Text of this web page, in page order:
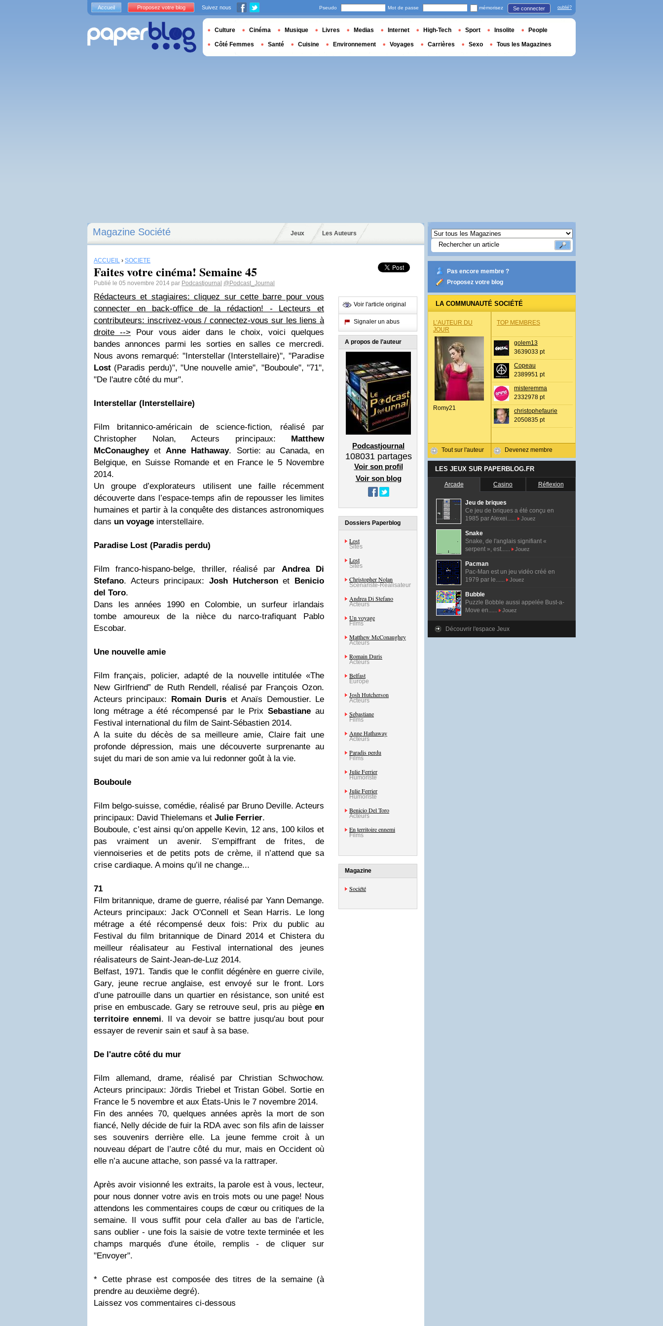
Magazine Société Jeux Les Auteurs
ACCUEIL › SOCIÉTÉ
Faites votre cinéma! Semaine 45
Publié le 05 novembre 2014 par Podcastjournal @Podcast_Journal
Rédacteurs et stagiaires: cliquez sur cette barre pour vous
connecter en back-office de la rédaction! - Lecteurs et
contributeurs: inscrivez-vous / connectez-vous sur les liens à
droite --> Pour vous aider dans le choix, voici quelques
bandes annonces parmi les sorties en salles ce mercredi.
Nous avons remarqué: "Interstellar (Interstellaire)", "Paradise
Lost (Paradis perdu)", "Une nouvelle amie", "Bouboule", "71",
"De l'autre côté du mur".
Interstellar (Interstellaire)
Film britannico-américain de science-fiction, réalisé par
Christopher Nolan, Acteurs principaux: Matthew
McConaugheyetAnne Hathaway. Sortie: au Canada, en
Belgique, en Suisse Romande et en France le 5 Novembre
2014.
Un groupe d’explorateurs utilisent une faille récemment
découverte dans l’espace-temps afin de repousser les limites
humaines et partir à la conquête des distances astronomiques
dans un voyage interstellaire.
Paradise Lost (Paradis perdu)
Film franco-hispano-belge, thriller, réalisé par Andrea Di
Stefano. Acteurs principaux: Josh Hutchersonet Benicio
del Toro.
Dans les années 1990 en Colombie, un surfeur irlandais
tombe amoureux de la nièce du narco-trafiquant Pablo
Escobar.
Une nouvelle amie
Film français, policier, adapté de la nouvelle intitulée «The
New Girlfriend” de Ruth Rendell, réalisé par François Ozon.
Acteurs principaux: Romain Duris et Anaïs Demoustier. Le
long métrage a été récompensé par le PrixSebastiane au
Festival international du film de Saint-Sébastien 2014.
A la suite du décès de sa meilleure amie, Claire fait une
profonde dépression, mais une découverte surprenante au
sujet du mari de son amie va lui redonner goût à la vie.
Bouboule
Film belgo-suisse, comédie, réalisé par Bruno Deville. Acteurs
principaux: David Thielemans et Julie Ferrier.
Bouboule, c’est ainsi qu’on appelle Kevin, 12 ans, 100 kilos et
pas vraiment un avenir. S’empiffrant de frites, de
viennoiseries et de petits pots de crème, il n’attend que sa
crise cardiaque. A moins qu’il ne change...
71
Film britannique, drame de guerre, réalisé par Yann Demange.
Acteurs principaux: Jack O'Connell et Sean Harris. Le long
métrage a été récompensé deux fois: Prix du public au
Festival du film britannique de Dinard 2014 et Chistera du
meilleur réalisateur au Festival international des jeunes
réalisateurs de Saint-Jean-de-Luz 2014.
Belfast, 1971. Tandis que le conflit dégénère en guerre civile,
Gary, jeune recrue anglaise, est envoyé sur le front. Lors
d’une patrouille dans un quartier en résistance, son unité est
prise en embuscade. Gary se retrouve seul, pris au piège en
territoire ennemi. Il va devoir se battre jusqu'au bout pour
essayer de revenir sain et sauf à sa base.
De l'autre côté du mur
Film allemand, drame, réalisé par Christian Schwochow.
Acteurs principaux: Jördis Triebel et Tristan Göbel. Sortie en
France le 5 novembre et aux États-Unis le 7 novembre 2014.
Fin des années 70, quelques années après la mort de son
fiancé, Nelly décide de fuir la RDA avec son fils afin de laisser
ses souvenirs derrière elle. La jeune femme croit à un
nouveau départ de l’autre côté du mur, mais en Occident où
elle n’a aucune attache, son passé va la rattraper.
Après avoir visionné les extraits, la parole est à vous, lecteur,
pour nous donner votre avis en trois mots ou une page! Nous
attendons les commentaires coups de cœur ou critiques de la
semaine. Il vous suffit pour cela d'aller au bas de l'article,
sans oublier - une fois la saisie de votre texte terminée et les
champs marqués d'une étoile, remplis - de cliquer sur
"Envoyer".
* Cette phrase est composée des titres de la semaine (à
prendre au deuxième degré).
Laissez vos commentaires ci-dessous
Voir l'article original
Signaler un abus
A propos de l’auteur
Podcastjournal
108031partages
Voir son profil
Voir son blog
Dossiers Paperblog
Lost
Sites
Lost
Sites
Christopher Nolan
Scénariste-Réalisateur
Andrea Di Stefano
Acteurs
Un voyage
Films
Matthew McConaughey
Acteurs
Romain Duris
Acteurs
Belfast
Europe
Josh Hutcherson
Acteurs
Sebastiane
Films
Anne Hathaway
Acteurs
Paradis perdu
Films
Julie Ferrier
Humoriste
Julie Ferrier
Humoriste
Benicio Del Toro
Acteurs
En territoire ennemi
Films
Magazine
Société
Pas encore membre ?
Proposez votre blog
LA COMMUNAUTÉ SOCIÉTÉ
L’AUTEUR DU
JOUR
Romy21
Tout sur l'auteur
TOP MEMBRES
golem13
3639033 pt
Copeau
2389951 pt
misteremma
2332978 pt
christophefaurie
2050835 pt
Devenez membre
LES JEUX SUR PAPERBLOG.FR
Arcade Casino Réflexion
Jeu de briques
Ce jeu de briques a été conçu en
1985 par Alexei......
Jouez
Snake
Snake, de l'anglais signifiant «
serpent », est......
Jouez
Pacman
Pac-Man est un jeu vidéo créé en
1979 par le......
Jouez
Bubble
Puzzle Bobble aussi appelée Bust-a-
Move en......
Jouez
Découvrir l'espace Jeux
Accueil Proposez votre blog Suivez nous Pseudo Mot de passe mémorisez Se connecter oublié?
Culture Cinéma Musique Livres Medias Internet High-Tech Sport Insolite People
Côté Femmes Santé Cuisine Environnement Voyages Carrières Sexo Tous les Magazines